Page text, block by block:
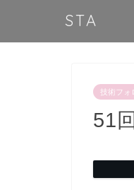
STA
技術フォ
51